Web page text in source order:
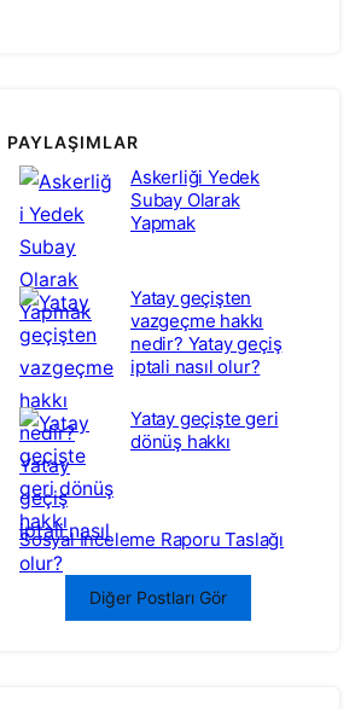
PAYLAŞIMLAR
Askerliği Yedek
Subay Olarak
Yapmak
Yatay geçişten
vazgeçme hakkı
nedir? Yatay geçiş
iptali nasıl olur?
Yatay geçişte geri
dönüş hakkı
Sosyal İnceleme Raporu Taslağı
Diğer Postları Gör